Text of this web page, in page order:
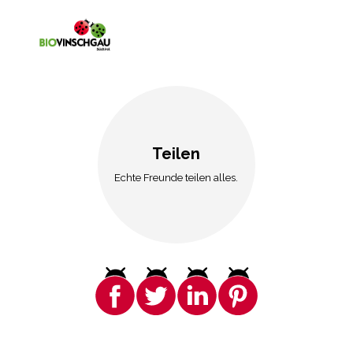
Teilen
Echte Freunde teilen alles.